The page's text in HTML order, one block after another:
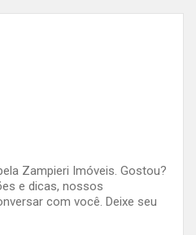
Zampieri Imóveis. Gostou?
e dicas, nossos
com você. Deixe seu